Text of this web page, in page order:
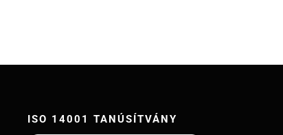
ISO 14001 TANÚSÍTVÁNY